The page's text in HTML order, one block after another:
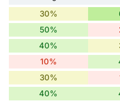
30%
50%
40%
10%
30%
40%